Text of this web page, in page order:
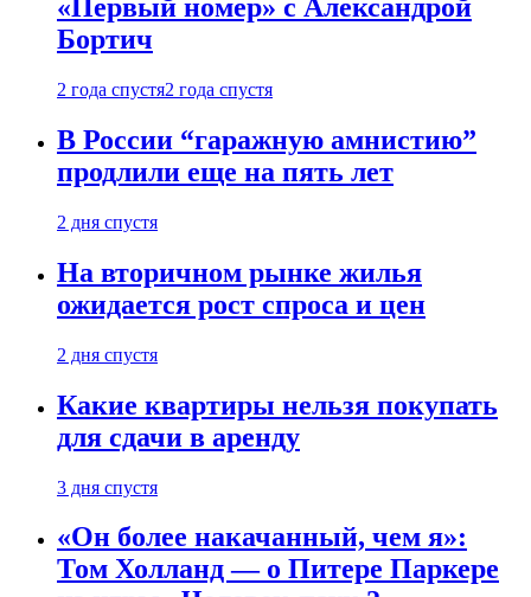
«Первый номер» с Александрой
Бортич
2 года спустя2 года спустя
В России “гаражную амнистию”
продлили еще на пять лет
2 дня спустя
На вторичном рынке жилья
ожидается рост спроса и цен
2 дня спустя
Какие квартиры нельзя покупать
для сдачи в аренду
3 дня спустя
«Он более накачанный, чем я»:
Том Холланд — о Питере Паркере